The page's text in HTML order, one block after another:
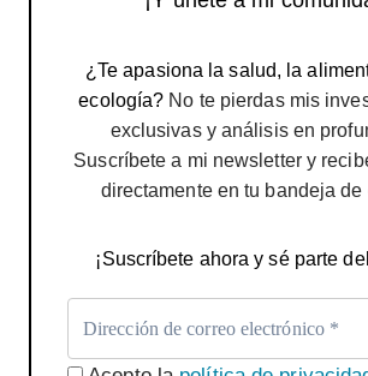
¿Te apasiona la salud, la
ecología? No te pierdas mis
exclusivas y análisis en
Suscríbete a mi newsletter y
directamente en tu bandeja de
¡Suscríbete ahora y sé parte